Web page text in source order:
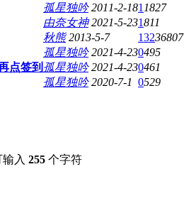
孤星独吟 2011-2-181 1827
由奈女神 2021-5-231811
秋熊 2013-5-7 13236807
孤星独吟 2021-4-230495
点签到 孤星独吟 2021-4-230461
孤星独吟 2020-7-1 0529
入 255个字符